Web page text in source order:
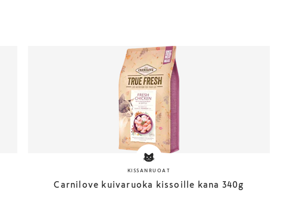
KISSANRUOAT
Carnilove kuivaruoka kissoille kana 340g